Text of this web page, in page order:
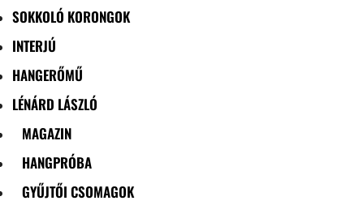
SOKKOLÓ KORONGOK
INTERJÚ
HANGERŐMŰ
LÉNÁRD LÁSZLÓ
MAGAZIN
HANGPRÓBA
GYŰJTŐI CSOMAGOK